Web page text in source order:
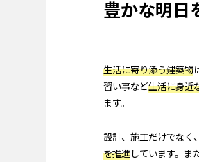
豊かな明日
生活に寄り添う建築物
習い事など生活に身近
ます。
設計、施工だけでなく
を推進しています。ま